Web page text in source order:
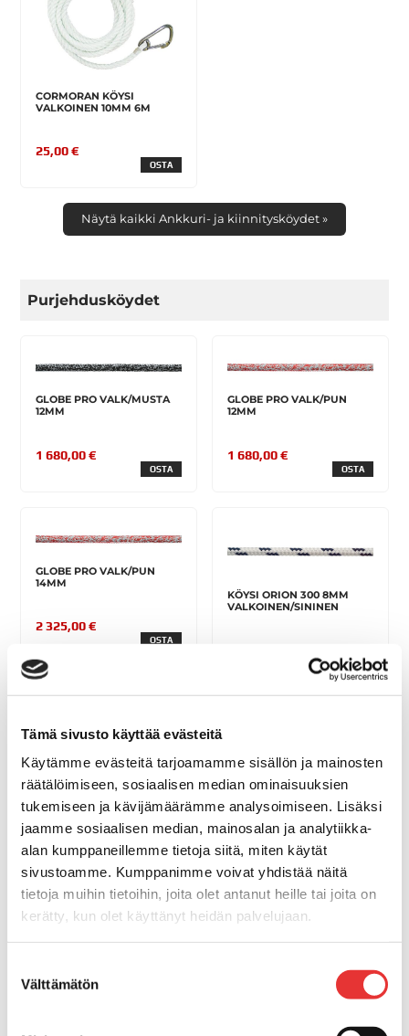
Tämä sivusto käyttää evästeitä
Käytämme evästeitä tarjoamamme sisällön ja mainosten
räätälöimiseen, sosiaalisen median ominaisuuksien
tukemiseen ja kävijämäärämme analysoimiseen. Lisäksi
jaamme sosiaalisen median, mainosalan ja analytiikka-
alan kumppaneillemme tietoja siitä, miten käytät
sivustoamme. Kumppanimme voivat yhdistää näitä
tietoja muihin tietoihin, joita olet antanut heille tai joita on
kerätty, kun olet käyttänyt heidän palvelujaan.
valinta
Välttämätön
CORMORAN KÖYSI
VALKOINEN 10MM 6M
25,00 €
OSTA
Näytä kaikki Ankkuri- ja kiinnitysköydet »
Purjehdusköydet
GLOBE PRO VALK/MUSTA
12MM
1 680,00 €
OSTA
GLOBE PRO VALK/PUN
12MM
1 680,00 €
OSTA
GLOBE PRO VALK/PUN
14MM
2 325,00 €
OSTA
KÖYSI ORION 300 8MM
VALKOINEN/SININEN
OSTA
KÖYSI ORION 300 4MM
VALKOINEN/PUNAINEN
172,00 €
Näytä kaikki Purjehdusköydet »
Vaijerit